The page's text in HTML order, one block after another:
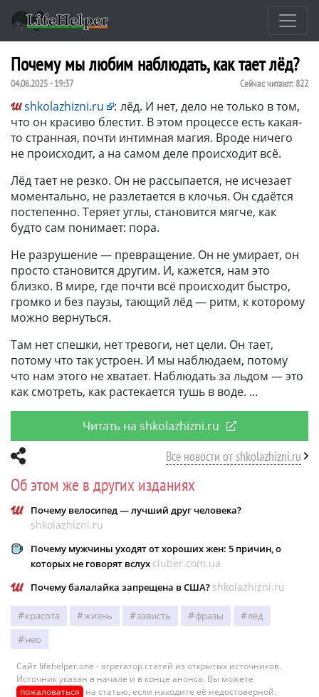
Почему мы любим наблюдать, как тает лёд?
04.06.2025 - 19:37 Сейчас читают: 822
shkolazhizni.ru : лёд. И нет, дело не только в том,
что он красиво блестит. В этом процессе есть какая-
то странная, почти интимная магия. Вроде ничего
не происходит, а на самом деле происходит всё.
Лёд тает не резко. Он не рассыпается, не исчезает
моментально, не разлетается в клочья. Он сдаётся
постепенно. Теряет углы, становится мягче, как
будто сам понимает: пора.
Не разрушение — превращение. Он не умирает, он
просто становится другим. И, кажется, нам это
близко. В мире, где почти всё происходит быстро,
громко и без паузы, тающий лёд — ритм, к которому
можно вернуться.
Там нет спешки, нет тревоги, нет цели. Он тает,
потому что так устроен. И мы наблюдаем, потому
что нам этого не хватает. Наблюдать за льдом — это
как смотреть, как растекается тушь в воде.
Читать на shkolazhizni.ru
Все новости от shkolazhizni.ru
Об этом же в других изданиях
Почему велосипед — лучший друг человека?
shkolazhizni.ru
Почему мужчины уходят от хороших жен: 5 причин, о
которых не говорят вслух cluber.com.ua
Почему балалайка запрещена в США? shkolazhizni.ru
красота жизнь зависть фразы
лёд
нео
Сайт lifehelper.one - агрегатор статей из открытых источников.
Источник указан в начале и в конце анонса. Вы можете
пожаловаться на статью, если находите её недостоверной.